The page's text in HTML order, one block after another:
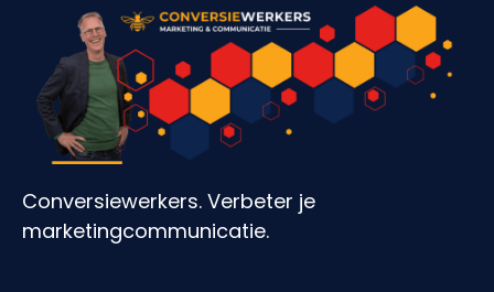
Conversiewerkers. Verbeter je
marketingcommunicatie.